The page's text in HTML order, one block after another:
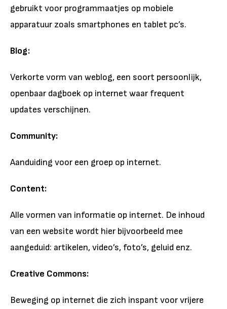
gebruikt voor programmaatjes op mobiele
apparatuur zoals smartphones en tablet pc’s.
Blog:
Verkorte vorm van weblog, een soort persoonlijk,
openbaar dagboek op internet waar frequent
updates verschijnen.
Community:
Aanduiding voor een groep op internet.
Content:
Alle vormen van informatie op internet. De inhoud
van een website wordt hier bijvoorbeeld mee
aangeduid: artikelen, video’s, foto’s, geluid enz.
Creative Commons:
Beweging op internet die zich inspant voor vrijere